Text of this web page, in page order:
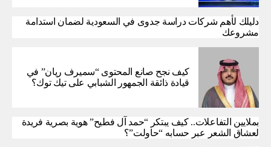
دليلك لأهم شركات دراسة جدوى في السعودية لضمان استدامة
مشروعك
كيف نجح صانع المحتوى “سميرف ريان” في
قيادة ذائقة الجمهور الشبابي على تيك توك؟
بملايين التفاعلات.. كيف يبتكر “حمد آل فطيح” هوية بصرية فريدة
لعشاق الشعر عبر حسابه “حاولت”؟